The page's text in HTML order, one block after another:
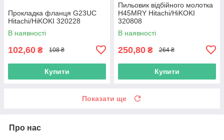
Прокладка фланця G23UC
Hitachi/HiKOKI 320228
В наявності
102,60 ₴ 108 ₴
Купити
Пильовик відбійного молотка
H45MRY Hitachi/HiKOKI
320808
В наявності
250,80 ₴ 264 ₴
Купити
Показати ще
Про нас